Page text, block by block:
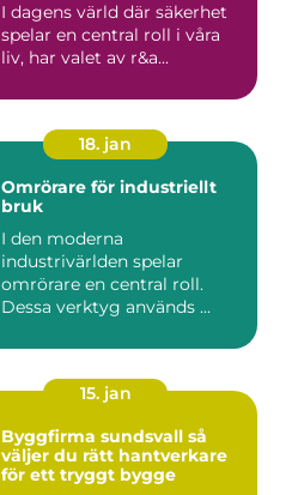
I dagens värld där säkerhet
spelar en central roll i våra
liv, har valet av r&a...
18. jan
Omrörare för industriellt
bruk
I den moderna
industrivärlden spelar
omrörare en central roll.
Dessa verktyg används ...
15. jan
Byggfirma sundsvall så
väljer du rätt hantverkare
för ett tryggt bygge